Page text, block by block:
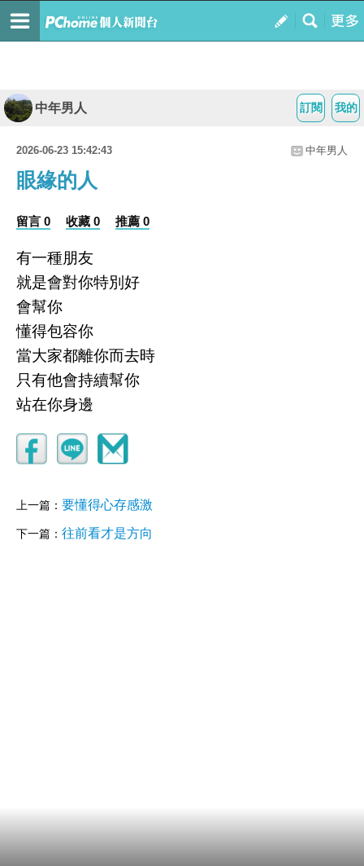
我的
訂閱
中年男人
2026-06-23 15:42:43 中年男人
眼緣的人
留言 0 收藏 0 推薦 0
有一種朋友
就是會對你特別好
會幫你
懂得包容你
當大家都離你而去時
只有他會持續幫你
站在你身邊
上一篇： 要懂得心存感激
下一篇： 往前看才是方向